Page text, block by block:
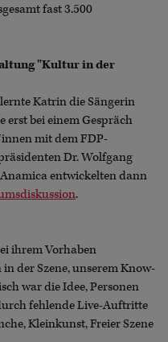
fast 3.500
"Kultur in der
Katrin die Sängerin
erst bei einem Gespräch
mit dem FDP-
Dr. Wolfgang
entwickelten dann
.
ihrem Vorhaben
der Szene, unserem Know-
war die Idee, Personen
fehlende Live-Auftritte
Kleinkunst, Freier Szene